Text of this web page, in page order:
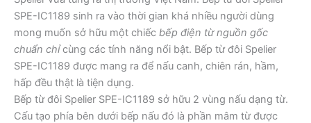
SPE-IC1189 sinh ra vào thời gian khá nhiều người dùng
mong muốn sở hữu một chiếc bếp điện từ nguồn gốc
chuẩn chỉcùng các tính năng nổi bật. Bếp từ đôi Spelier
SPE-IC1189 được mang ra để nấu canh, chiên rán, hầm,
hấp đều thật là tiện dụng.
Bếp từ đôi Spelier SPE-IC1189 sở hữu 2 vùng nấu dạng từ.
Cấu tạo phía bên dưới bếp nấu đó là phần mâm từ được